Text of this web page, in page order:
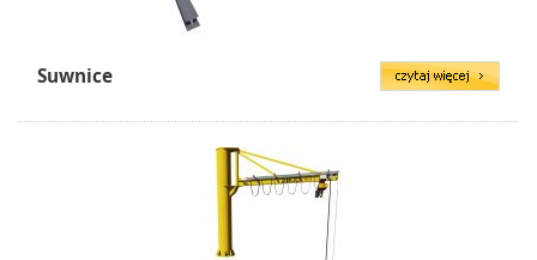
Suwnice